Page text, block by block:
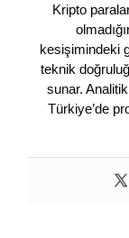
Kripto
kesişimindeki
teknik
sunar.
Türkiye’de